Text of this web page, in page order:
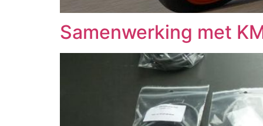
Samenwerking met